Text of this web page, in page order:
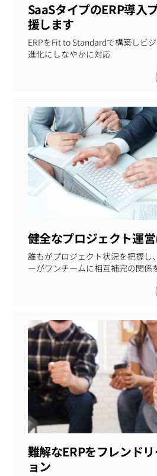
SaaSタイプのERP導入
援します
ERPをFit to Standardで構築しビ
進化にしなやかに対応
健全なプロジェクト運
誰もがプロジェクト状況を把握し
ーがワンチームに相互補完の関係
難解なERPをフレンド
ョン